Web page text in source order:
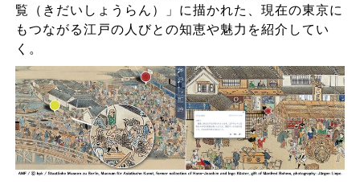
覧（きだいしょうらん）」に描かれた、現在の東京に
もつながる江戸の人びとの知恵や魅力を紹介してい
く。